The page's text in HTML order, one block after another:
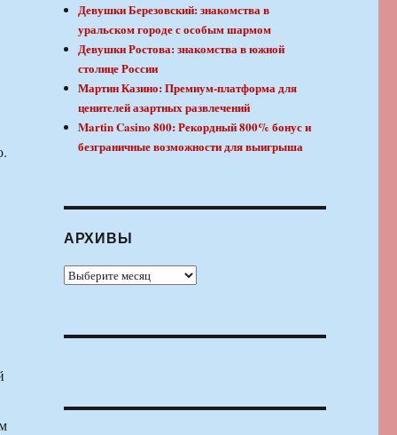
Девушки Березовский: знакомства в
уральском городе с особым шармом
Девушки Ростова: знакомства в южной
столице России
Мартин Казино: Премиум-платформа для
ценителей азартных развлечений
Martin Casino 800: Рекордный 800% бонус и
безграничные возможности для выигрыша
АРХИВЫ
Архивы